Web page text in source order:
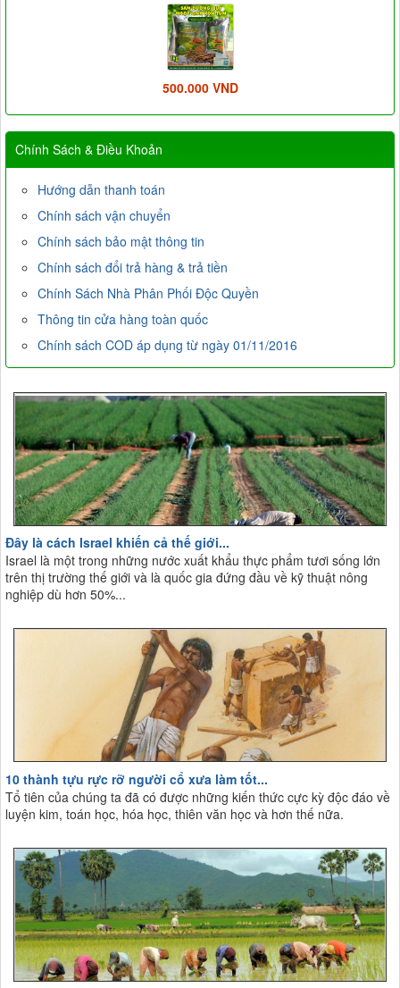
500.000 VND
Chính Sách & Điều Khoản
Hướng dẫn thanh toán
Chính sách vận chuyển
Chính sách bảo mật thông tin
Chính sách đổi trả hàng & trả tiền
Chính Sách Nhà Phân Phối Độc Quyền
Thông tin cửa hàng toàn quốc
Chính sách COD áp dụng từ ngày 01/11/2016
Đây là cách Israel khiến cả thế giới...
Israel là một trong những nước xuất khẩu thực phẩm tươi sống lớn
trên thị trường thế giới và là quốc gia đứng đầu về kỹ thuật nông
nghiệp dù hơn 50%...
10 thành tựu rực rỡ người cổ xưa làm tốt...
Tổ tiên của chúng ta đã có được những kiến thức cực kỳ độc đáo về
luyện kim, toán học, hóa học, thiên văn học và hơn thế nữa.